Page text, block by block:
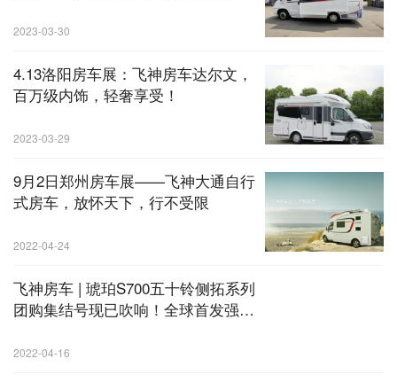
2023-03-30
4.13洛阳房车展：飞神房车达尔文，
百万级内饰，轻奢享受！
2023-03-29
9月2日郑州房车展——飞神大通自行
式房车，放怀天下，行不受限
2022-04-24
飞神房车 | 琥珀S700五十铃侧拓系列
团购集结号现已吹响！全球首发强势
2022-04-16